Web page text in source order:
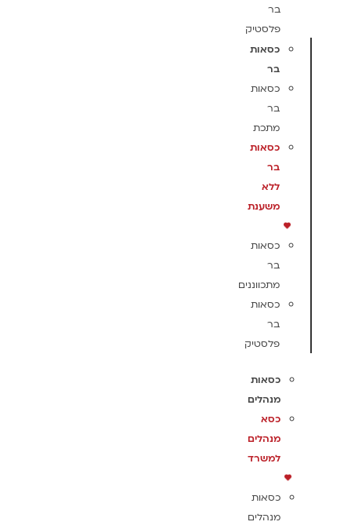
בר
פלסטיק
כסאות
בר
כסאות
בר
מתכת
כסאות
בר
ללא
משענת
כסאות
בר
מתכווננים
כסאות
בר
פלסטיק
כסאות
מנהלים
כסא
מנהלים
למשרד
כסאות
מנהלים